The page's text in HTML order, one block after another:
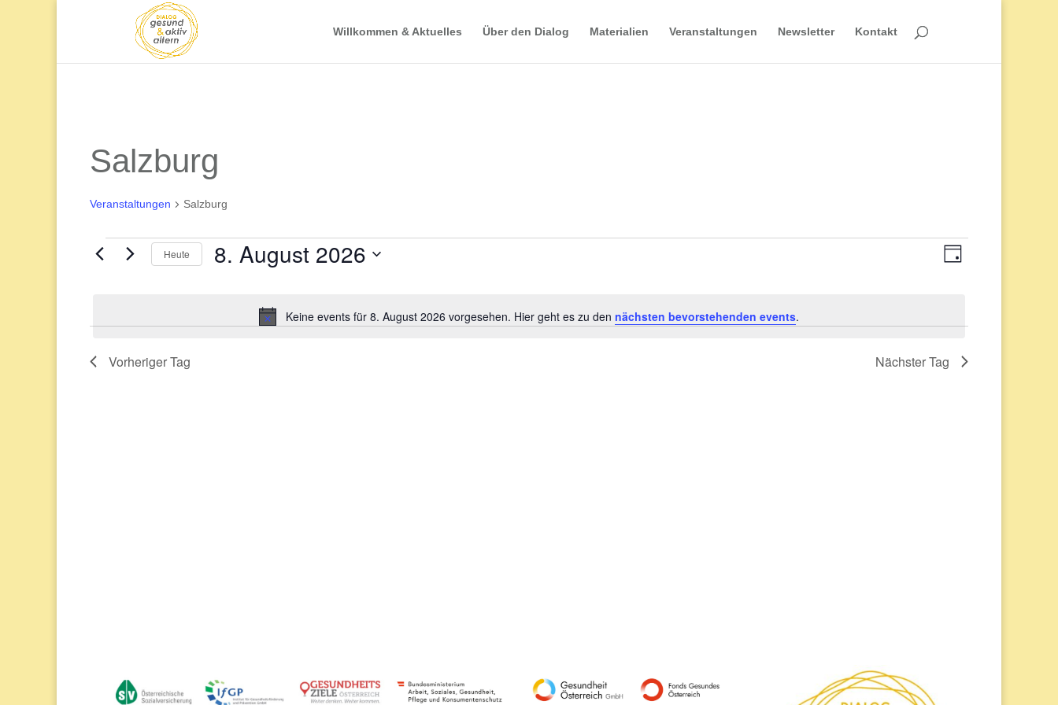
Willkommen & Aktuelles Über den Dialog Materialien Veranstaltungen Newsletter Kontakt
Salzburg
Veranstaltungen Salzburg
Veranstaltungen
Notice
Keine events für 8. August 2026 vorgesehen. Hier geht es zu den nächsten bevorstehenden events.
Ansichten-
Navigation
Tag
Heute 8. August 2026
Vorheriger Tag Nächster Tag